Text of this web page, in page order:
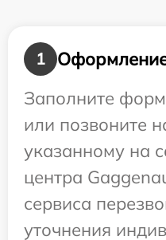
1
Заполните
или позвоните
указанному на
центра
сервиса
уточнения